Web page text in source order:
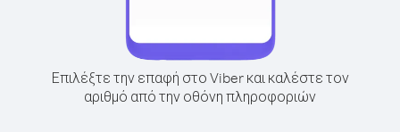
Επιλέξτε την επαφή στο Viber και καλέστε τον
αριθμό από την οθόνη πληροφοριών